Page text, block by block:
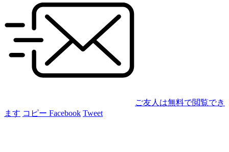
ご友人は無料で閲覧でき
ます コピー Facebook Tweet